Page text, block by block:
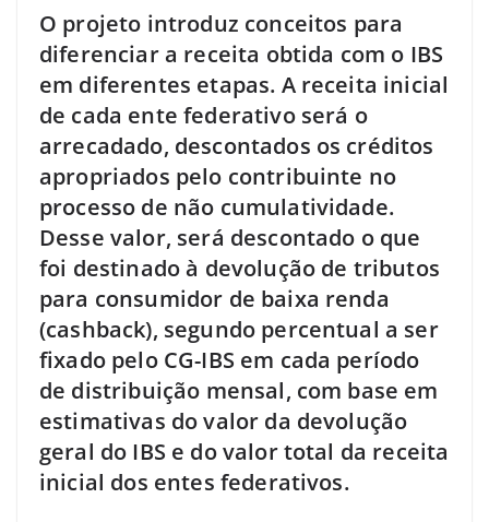
O projeto introduz conceitos para
diferenciar a receita obtida com o IBS
em diferentes etapas. A receita inicial
de cada ente federativo será o
arrecadado, descontados os créditos
apropriados pelo contribuinte no
processo de não cumulatividade.
Desse valor, será descontado o que
foi destinado à devolução de tributos
para consumidor de baixa renda
(cashback), segundo percentual a ser
fixado pelo CG-IBS em cada período
de distribuição mensal, com base em
estimativas do valor da devolução
geral do IBS e do valor total da receita
inicial dos entes federativos.